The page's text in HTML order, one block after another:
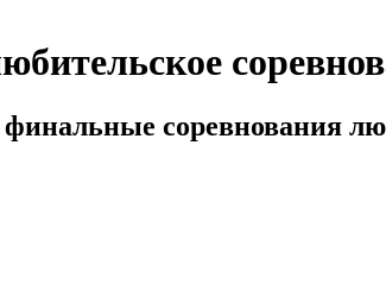
соревнования